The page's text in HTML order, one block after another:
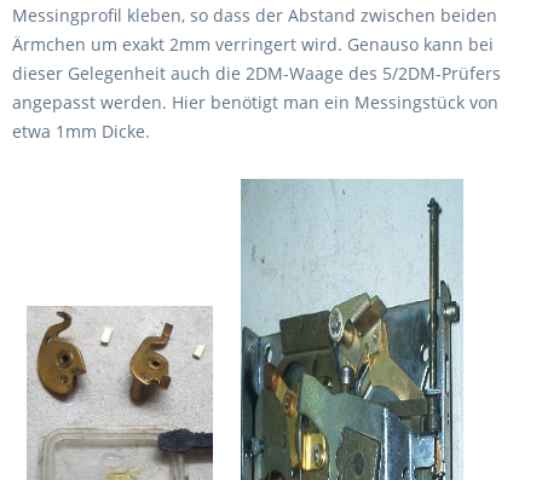
Messingprofil kleben, so dass der Abstand zwischen beiden
Ärmchen um exakt 2mm verringert wird. Genauso kann bei
dieser Gelegenheit auch die 2DM-Waage des 5/2DM-Prüfers
angepasst werden. Hier benötigt man ein Messingstück von
etwa 1mm Dicke.